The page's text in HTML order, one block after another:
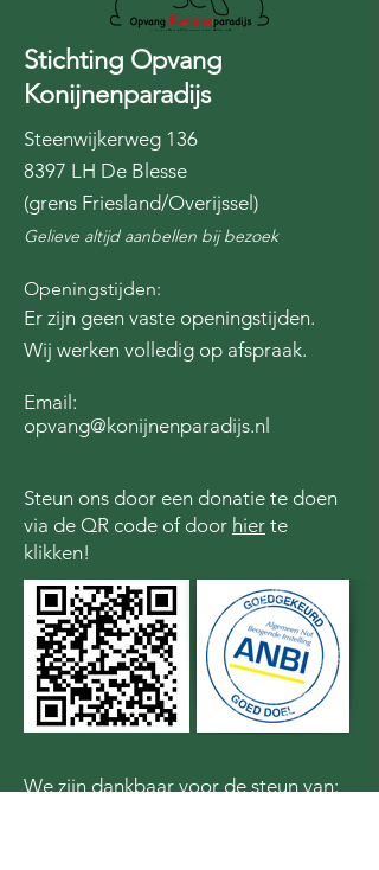
Stichting Opvang
Konijnenparadijs
Steenwijkerweg 136
8397 LH De Blesse
(grens Friesland/Overijssel)
Gelieve altijd aanbellen bij bezoek
Openingstijden:
Er zijn geen vaste openingstijden.
Wij werken volledig op afspraak.
Email:
opvang@konijnenparadijs.nl
Steun ons door een donatie te doen
via de QR code of door hier te
klikken!
We zijn dankbaar voor de steun van: